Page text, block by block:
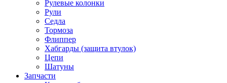
Рулевые колонки
Рули
Седла
Тормоза
Флиппер
Хабгарды (защита втулок)
Цепи
Шатуны
Запчасти